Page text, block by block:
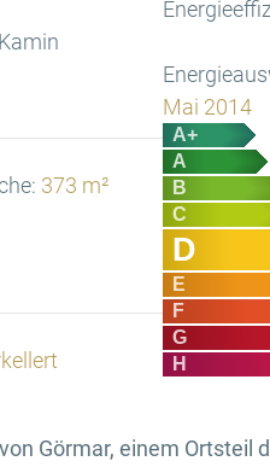
Kamin
373 m²
Mai 2014
A+
A
B
C
D
E
F
G
H
Görmar, einem Ortsteil